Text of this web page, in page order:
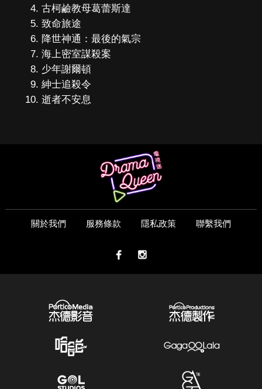
古柯鹼教母葛蕾斯達
致命旅途
降世神通：最後的氣宗
海上密室謀殺案
少年謝爾頓
紳士追殺令
逝者不安息
關於我們 服務條款 隱私政策 聯繫我們